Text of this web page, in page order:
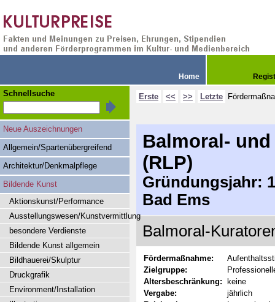
Home
Erste << >> Letzte
Balmoral-
(RLP)
Gründungsjahr:
Bad Ems
Balmoral-
Fördermaßnahme:
Zielgruppe:
Altersbeschränkung:
keine
Vergabe:
jährlich
Schnellsuche
Neue Auszeichnungen
Allgemein/Spartenübergreifend
Architektur/Denkmalpflege
Bildende Kunst
Aktionskunst/Performance
Ausstellungswesen/Kunstvermittlung
besondere Verdienste
Bildende Kunst allgemein
Bildhauerei/Skulptur
Druckgrafik
Environment/Installation